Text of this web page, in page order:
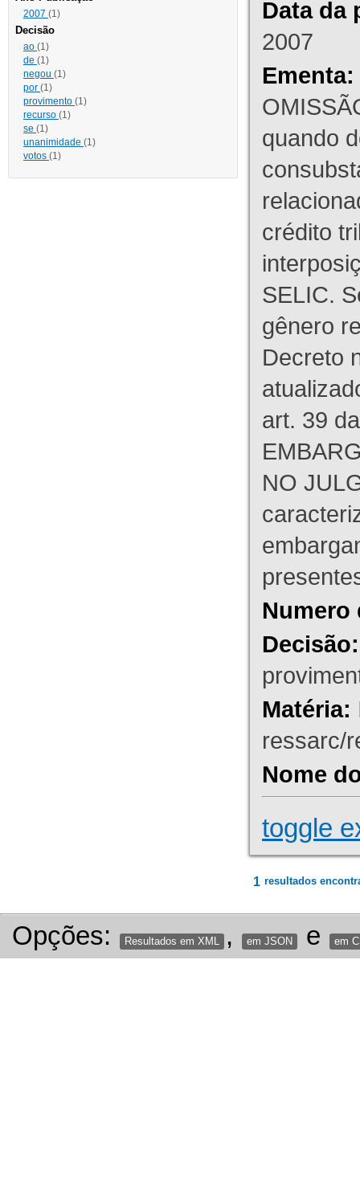
2007 (1)
Decisão
ao (1)
de (1)
negou (1)
por (1)
provimento (1)
recurso (1)
se (1)
unanimidade (1)
votos (1)
Data da
2007
Ementa:
quando
crédito
SELIC.
gênero
Decreto
art. 39
NO
Numero
Decisão:
Matéria:
ressarc/
Nome
toggle
1 resultados
Opções: Resultados em XML , em JSON e em